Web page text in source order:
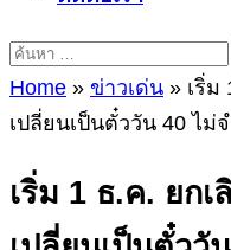
ค้นหา
สำหรับ:
Home » ข่าวเด่น » เริ่ม
เปลี่ยนเป็นตั๋ววัน 40 ไม่
เริ่ม 1 ธ.ค. ยก